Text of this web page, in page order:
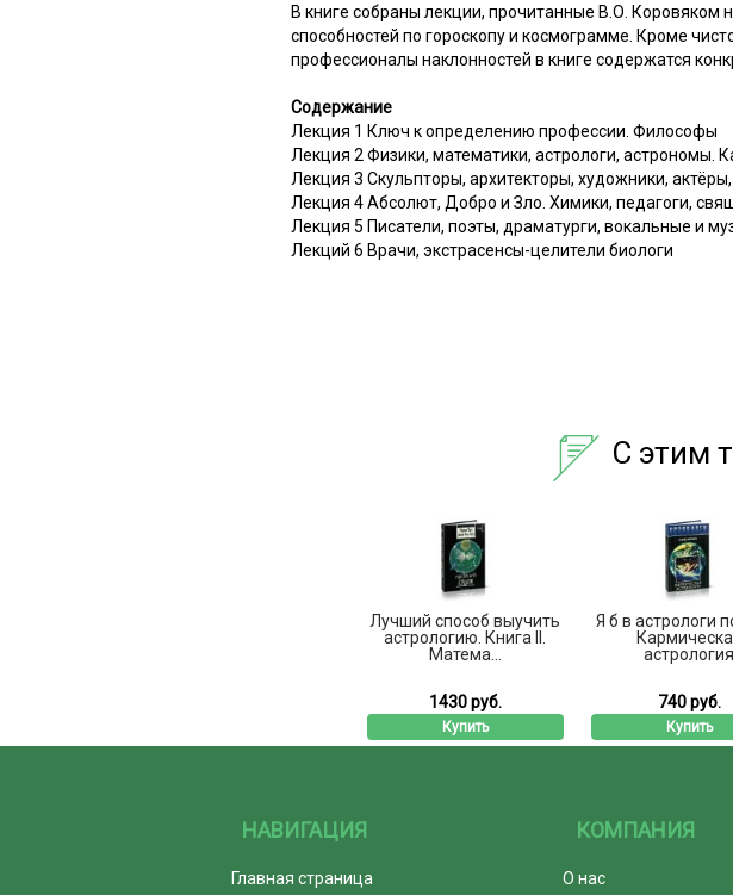
В книге собраны лекции, прочитанные В.О. Коровяком
способностей по гороскопу и космограмме. Кроме
профессионалы наклонностей в книге содержатся
Содержание
Лекция 1 Ключ к определению профессии. Философы
Лекция 2 Физики, математики, астрологи, астрономы.
Лекция 3 Скульпторы, архитекторы, художники, актёры,
Лекция 4 Абсолют, Добро и Зло. Химики, педагоги,
Лекция 5 Писатели, поэты, драматурги, вокальные и
Лекций 6 Врачи, экстрасенсы-целители биологи
С этим
Лучший способ выучить
астрологию. Книга II.
Матема...
1430 руб.
Купить
Я б в астрологи
астрология
740 руб.
Купить
НАВИГАЦИЯ
Главная страница
КОМПАНИЯ
О нас